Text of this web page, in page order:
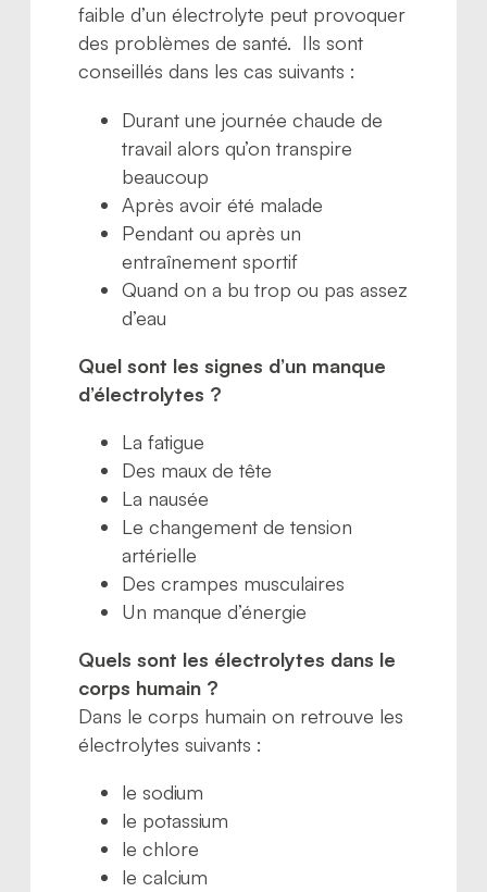
faible d’un électrolyte peut provoquer
des problèmes de santé. Ils sont
conseillés dans les cas suivants :
Durant une journée chaude de
travail alors qu’on transpire
beaucoup
Après avoir été malade
Pendant ou après un
entraînement sportif
Quand on a bu trop ou pas assez
d’eau
Quel sont les signes d’un manque
d’électrolytes ?
La fatigue
Des maux de tête
La nausée
Le changement de tension
artérielle
Des crampes musculaires
Un manque d’énergie
Quels sont les électrolytes dans le
corps humain ?
Dans le corps humain on retrouve les
électrolytes suivants :
le sodium
le potassium
le chlore
le calcium